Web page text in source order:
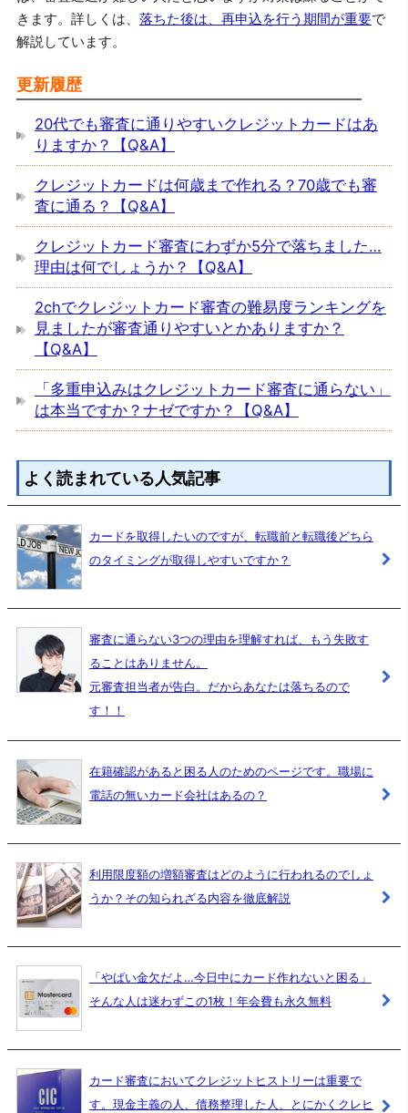
きます。詳しくは、 落ちた後は、再申込を行う期間が重要で
解説しています。
更新履歴
20代でも審査に通りやすいクレジットカードはあ
りますか？【Q&A】
クレジットカードは何歳まで作れる？70歳でも審
査に通る？【Q&A】
クレジットカード審査にわずか5分で落ちました…
理由は何でしょうか？【Q&A】
2chでクレジットカード審査の難易度ランキングを
見ましたが審査通りやすいとかありますか？
【Q&A】
「多重申込みはクレジットカード審査に通らない」
は本当ですか？ナゼですか？【Q&A】
よく読まれている人気記事
カードを取得したいのですが、転職前と転職後どちら
のタイミングが取得しやすいですか？
審査に通らない3つの理由を理解すれば、もう失敗す
ることはありません。
元審査担当者が告白。だからあなたは落ちるので
す！！
在籍確認があると困る人のためのページです。職場に
電話の無いカード会社はあるの？
利用限度額の増額審査はどのように行われるのでしょ
うか？その知られざる内容を徹底解説
「やばい金欠だよ…今日中にカード作れないと困る」
そんな人は迷わずこの1枚！年会費も永久無料
カード審査においてクレジットヒストリーは重要で
す。現金主義の人、債務整理した人、とにかくクレヒ